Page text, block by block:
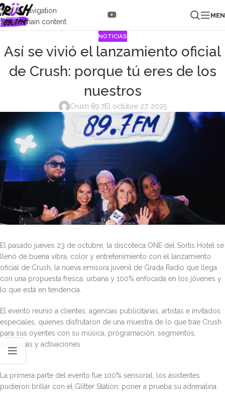
Skip to navigation
Skip to main content
NOTICIAS
Así se vivió el lanzamiento oficial
de Crush: porque tú eres de los
nuestros
Crush 89.7El octubre 27, 2025
El pasado jueves 23 de octubre, la discoteca ONE del Sortis Hotel se
llenó de buena vibra, color y entretenimiento con el lanzamiento
oficial de Crush, la nueva emisora juvenil de Grada Radio que llega
con una propuesta fresca, urbana y 100% enfocada en los jóvenes y
lo que está en tendencia.
El evento reunió a clientes, agencias publicitarias, artistas e invitados
especiales, quienes disfrutaron de una muestra de lo que trae Crush
para sus oyentes con su música, programación, segmentos,
dinámicas y activaciones.
La primera parte del evento fue 100% sensorial, los asistentes
pudieron brillar con el Glitter Station, poner a prueba su adrenalina